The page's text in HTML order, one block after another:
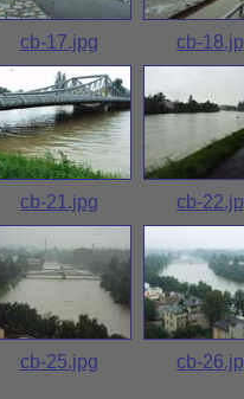
cb-17.jpg cb-
cb-21.jpg cb-
cb-25.jpg cb-